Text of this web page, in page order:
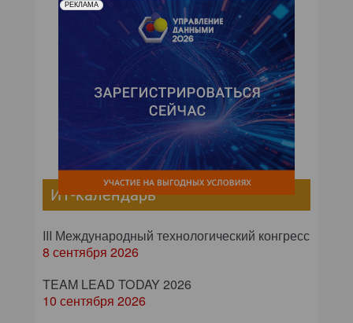
РЕКЛАМА
ИТ-календарь
III Международный технологический конгресс
8 сентября 2026
TEAM LEAD TODAY 2026
10 сентября 2026